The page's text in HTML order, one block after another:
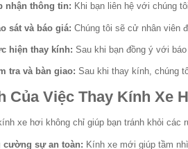
nhận thông tin: Khi bạn liên hệ với chúng
sát và báo giá: Chúng tôi sẽ cử nhân viên
hiện thay kính: Sau khi bạn đồng ý với
tra và bàn giao: Sau khi thay kính, chúng
Của Việc Thay Kính Xe
xe hơi không chỉ giúp bạn tránh khỏi các
cường sự an toàn: Kính xe mới giúp tầm